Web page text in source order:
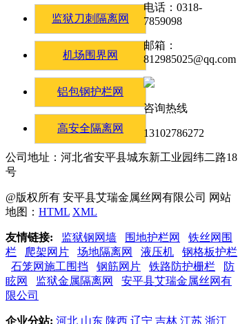
监狱刀刺隔离网
机场围界网
铝包钢护栏网
高安全隔离网
电话：0318-
7859098
邮箱：
812985025@qq.com
咨询热线
13102786272
公司地址：河北省安平县城东新工业园纬二路18
号
@版权所有 安平县艾瑞金属丝网有限公司 网站
地图： HTML XML
友情链接: 监狱钢网墙 围地护栏网
铁丝网围
栏
爬架网片 场地隔离网 液压机
钢格板护栏
石笼网施工围挡
钢筋网片 铁路防护栅栏
防
眩网
监狱金属隔离网
安平县艾瑞金属丝网有
限公司
企业分站: 河北 山东 陕西 辽宁 吉林 江苏 浙江